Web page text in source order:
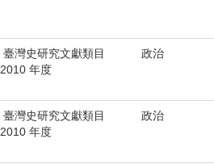
臺灣史研究文獻類目
2010 年度
政治
臺灣史研究文獻類目
2010 年度
政治